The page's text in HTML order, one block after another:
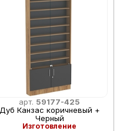
арт. 59177-425
Дуб Канзас коричневый +
Черный
Изготовление